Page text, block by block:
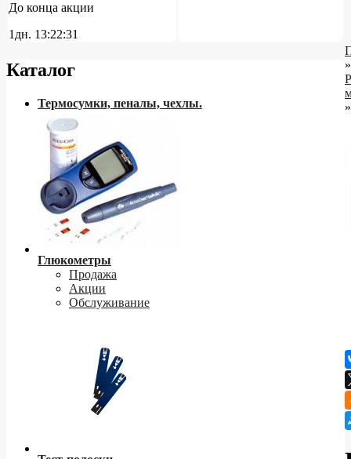
До конца акции
1дн. 13:22:30
Каталог
Термосумки, пеналы, чехлы.
Глюкометры
Продажа
Акции
Обслуживание
»
»